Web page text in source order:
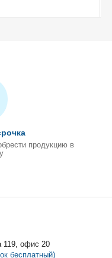
продукцию в
119, офис 20
бесплатный)